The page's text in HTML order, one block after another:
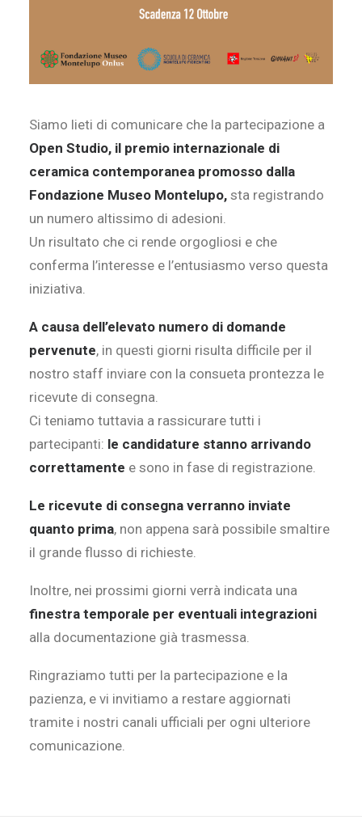
Siamo lieti di comunicare che la partecipazione a
Open Studio, il premio internazionale di
ceramica contemporanea promosso dalla
Fondazione Museo Montelupo, sta registrando
un numero altissimo di adesioni.
Un risultato che ci rende orgogliosi e che
conferma l’interesse e l’entusiasmo verso questa
iniziativa.
A causa dell’elevato numero di domande
pervenute, in questi giorni risulta difficile per il
nostro staff inviare con la consueta prontezza le
ricevute di consegna.
Ci teniamo tuttavia a rassicurare tutti i
partecipanti: le candidature stanno arrivando
correttamente e sono in fase di registrazione.
Le ricevute di consegna verranno inviate
quanto prima, non appena sarà possibile smaltire
il grande flusso di richieste.
Inoltre, nei prossimi giorni verrà indicata una
finestra temporale per eventuali integrazioni
alla documentazione già trasmessa.
Ringraziamo tutti per la partecipazione e la
pazienza, e vi invitiamo a restare aggiornati
tramite i nostri canali ufficiali per ogni ulteriore
comunicazione.